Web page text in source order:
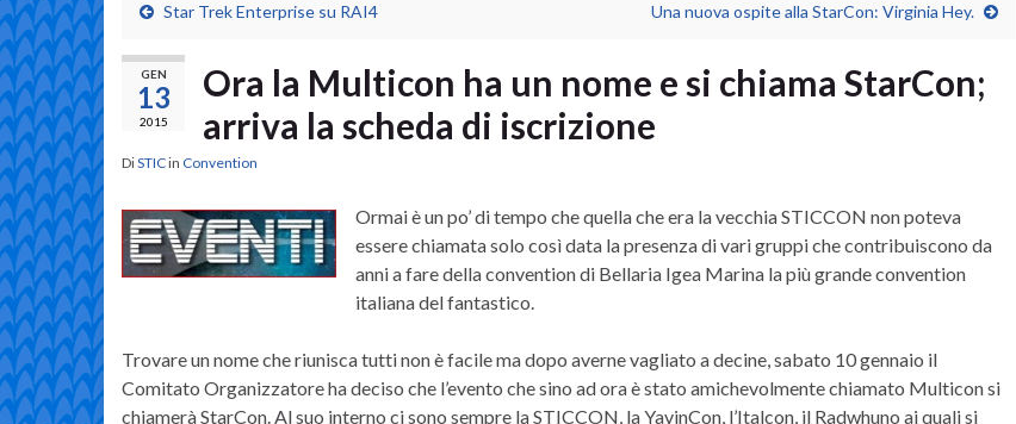
Star Trek Enterprise su RAI4 Una nuova ospite alla StarCon: Virginia Hey.
GEN
13
2015
Ora la Multicon ha un nome e si chiama StarCon;
arriva la scheda di iscrizione
DiSTICin Convention
Ormai è un po’ di tempo che quella che era la vecchia STICCON non poteva
essere chiamata solo così data la presenza di vari gruppi che contribuiscono da
anni a fare della convention di Bellaria Igea Marina la più grande convention
italiana del fantastico.
Trovare un nome che riunisca tutti non è facile ma dopo averne vagliato a decine, sabato 10 gennaio il
Comitato Organizzatore ha deciso che l’evento che sino ad ora è stato amichevolmente chiamato Multicon si
chiamerà StarCon. Al suo interno ci sono sempre la STICCON, la YavinCon, l’Italcon, il Radwhuno ai quali si